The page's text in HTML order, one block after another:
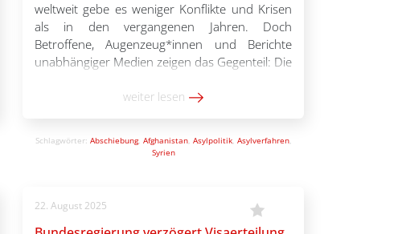
weltweit gebe es weniger Konflikte und Krisen
als in den vergangenen Jahren. Doch
Betroffene, Augenzeug*innen und Berichte
unabhängiger Medien zeigen das Gegenteil: Die
Venezuela, im Sudan oder in Eritrea hat sich
weiter lesen
Schlagwörter: Abschiebung, Afghanistan, Asylpolitik, Asylverfahren,
Syrien
22. August 2025